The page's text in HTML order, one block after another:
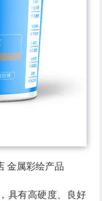
金属彩绘产品
具有高硬度、良好